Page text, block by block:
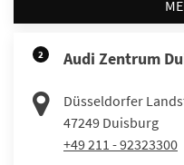
2 Audi Zentrum
Düsseldorfer
47249 Duisburg
+49 211 - 92323300